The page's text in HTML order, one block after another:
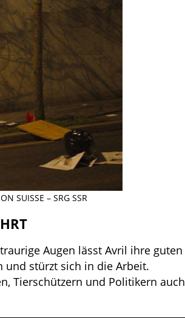
SUISSE – SRG SSR
Augen lässt Avril ihre guten
und stürzt sich in die Arbeit.
Tierschützern und Politikern auch